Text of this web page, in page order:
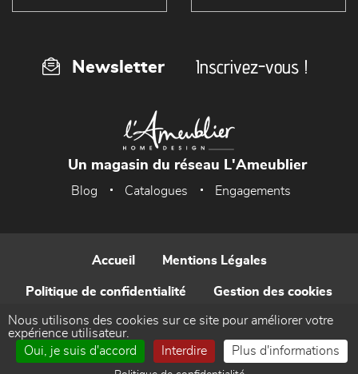
Newsletter Inscrivez-vous !
Un magasin du réseau L'Ameublier
Blog Catalogues Engagements
Accueil Mentions Légales
Politique de confidentialité Gestion des cookies
Contact
Réalisé par WEB Enseignes
Nous utilisons des cookies sur ce site pour améliorer votre
expérience utilisateur.
Oui, je suis d'accord
Interdire Plus d'informations